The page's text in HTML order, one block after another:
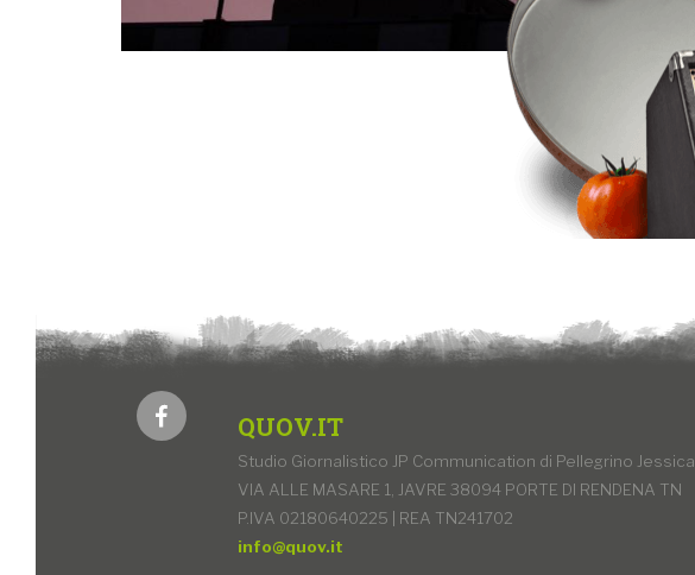
QUOV.IT
Studio Giornalistico JP Communication di Pellegrino Jessica
VIA ALLE MASARE 1, JAVRE 38094 PORTE DI RENDENA TN
P.IVA 02180640225 | REA TN241702
info@quov.it